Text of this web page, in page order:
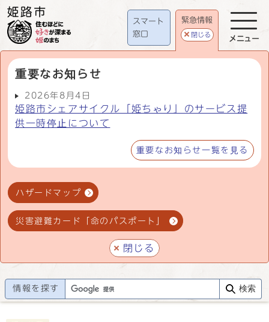
スマート
窓口
緊急情報
閉じる
重要なお知らせ
2026年8月4日
姫路市シェアサイクル「姫ちゃり」のサービス提
供一時停止について
重要なお知らせ一覧を見る
ハザードマップ
災害避難カード「命のパスポート」
閉じる
メニュー
情報を探す 検索